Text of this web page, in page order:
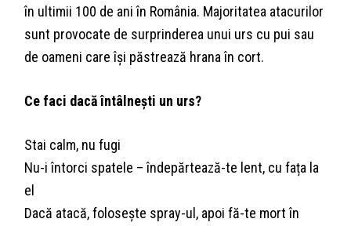
în ultimii 100 de ani în România. Majoritatea atacurilor
sunt provocate de surprinderea unui urs cu pui sau
de oameni care își păstrează hrana în cort.
Ce faci dacă întâlnești un urs?
Stai calm, nu fugi
Nu-i întorci spatele – îndepărtează-te lent, cu fața la
el
Dacă atacă, folosește spray-ul, apoi fă-te mort în